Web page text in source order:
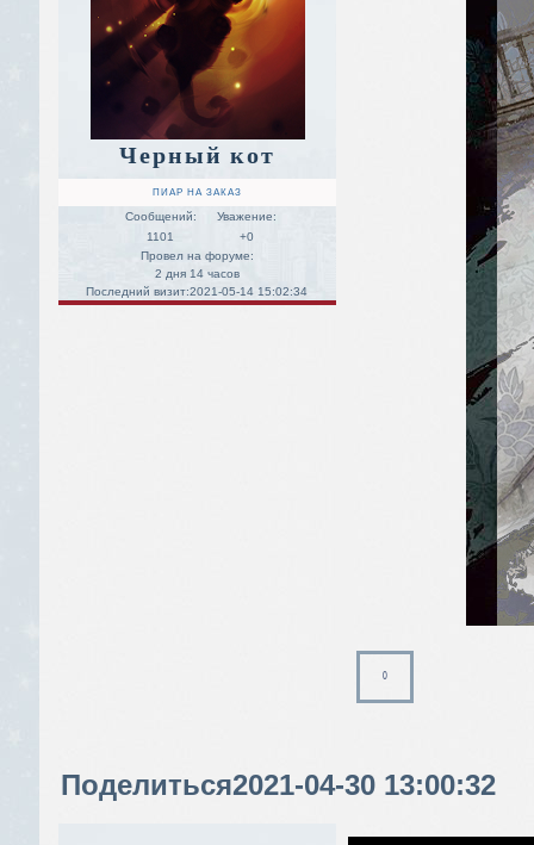
Черный кот
ПИАР НА ЗАКАЗ
Сообщений:
1101
Уважение:
+0
Провел на форуме:
2 дня 14 часов
Последний визит:2021-05-14 15:02:34
0
Поделиться2021-04-30 13:00:32